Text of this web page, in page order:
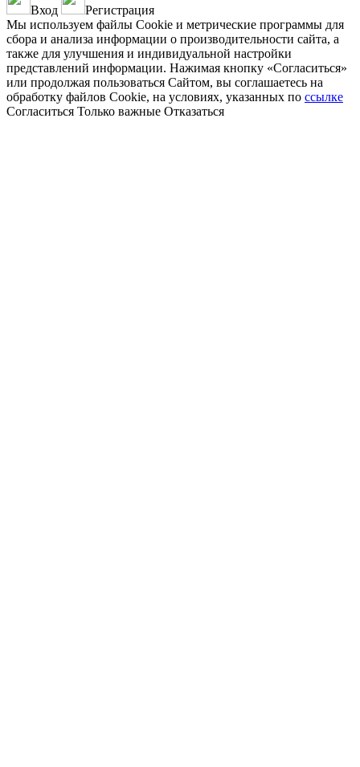
Вход
Регистрация
Мы используем файлы Cookie и метрические программы для
сбора и анализа информации о производительности сайта, а
также для улучшения и индивидуальной настройки
представлений информации. Нажимая кнопку «Согласиться»
или продолжая пользоваться Сайтом, вы соглашаетесь на
обработку файлов Cookie, на условиях, указанных по ссылке
Согласиться Только важные Отказаться